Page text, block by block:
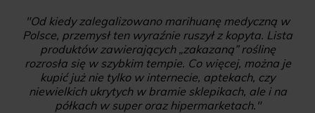
"Od kiedy zalegalizowano marihuanę medyczną w
Polsce, przemysł ten wyraźnie ruszył z kopyta. Lista
produktów zawierających „zakazaną” roślinę
rozrosła się w szybkim tempie. Co więcej, można je
kupić już nie tylko w internecie, aptekach, czy
niewielkich ukrytych w bramie sklepikach, ale i na
półkach w super oraz hipermarketach."